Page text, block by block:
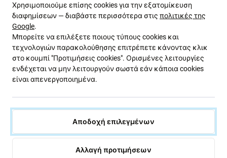
Το συγκεκριμένο ανταλλακτικό για τη συσκευή Apple
iPad Pro 9.7 (2016) χρησιμοποιείται για
αντικατάσταση όταν το αρχικό γυαλί είναι
γρατζουνισμένο, ραγισμένο ή έχει υποστεί άλλη
ζημιά.
Ποιότητα ανταλλακτικού
Ποιότητα: Aftermarket– Το ανταλλακτικό ποιότητας
Aftermarket κατασκευάζεται σύμφωνα με πρότυπα
και προδιαγραφές συγκρίσιμα με εκείνα του αρχικού
εξαρτήματος και από αντίστοιχα υλικά. Αποτελεί
Χρησιμοποιούμε επίσης cookies για την εξατομίκευση
διαφημίσεων — διαβάστε περισσότερα στις πολιτικές της
Google.
Μπορείτε να επιλέξετε ποιους τύπους cookies και
τεχνολογιών παρακολούθησης επιτρέπετε κάνοντας κλικ
στο κουμπί "Προτιμήσεις cookies". Ορισμένες λειτουργίες
ενδέχεται να μην λειτουργούν σωστά εάν κάποια cookies
είναι απενεργοποιημένα.
Αποδοχή επιλεγμένων
Αλλαγή προτιμήσεων